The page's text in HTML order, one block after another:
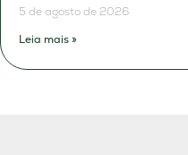
5 de agosto de 2026
Leia mais »